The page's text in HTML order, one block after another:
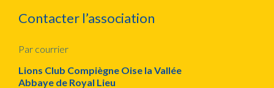
Contacter l’association
Par courrier
Lions Club Compiègne Oise la Vallée
Abbaye de Royal Lieu